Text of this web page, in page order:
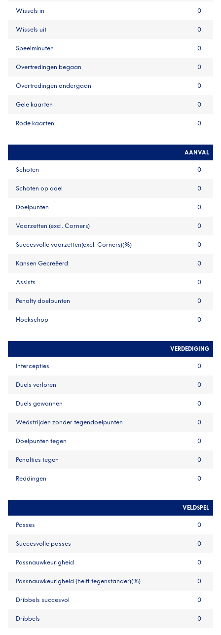
Wissels in 0
Wissels uit 0
Speelminuten 0
Overtredingen begaan 0
Overtredingen ondergaan 0
Gele kaarten 0
Rode kaarten 0
AANVAL
Schoten 0
Schoten op doel 0
Doelpunten 0
Voorzetten (excl. Corners) 0
Succesvolle voorzetten(excl. Corners)(%) 0
Kansen Gecreëerd 0
Assists 0
Penalty doelpunten 0
Hoekschop 0
VERDEDIGING
Intercepties 0
Duels verloren 0
Duels gewonnen 0
Wedstrijden zonder tegendoelpunten 0
Doelpunten tegen 0
Penalties tegen 0
Reddingen 0
VELDSPEL
Passes 0
Succesvolle passes 0
Passnauwkeurigheid 0
Passnauwkeurigheid (helft tegenstander)(%) 0
Dribbels succesvol 0
Dribbels 0